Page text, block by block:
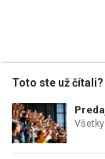
Toto ste už čítali?